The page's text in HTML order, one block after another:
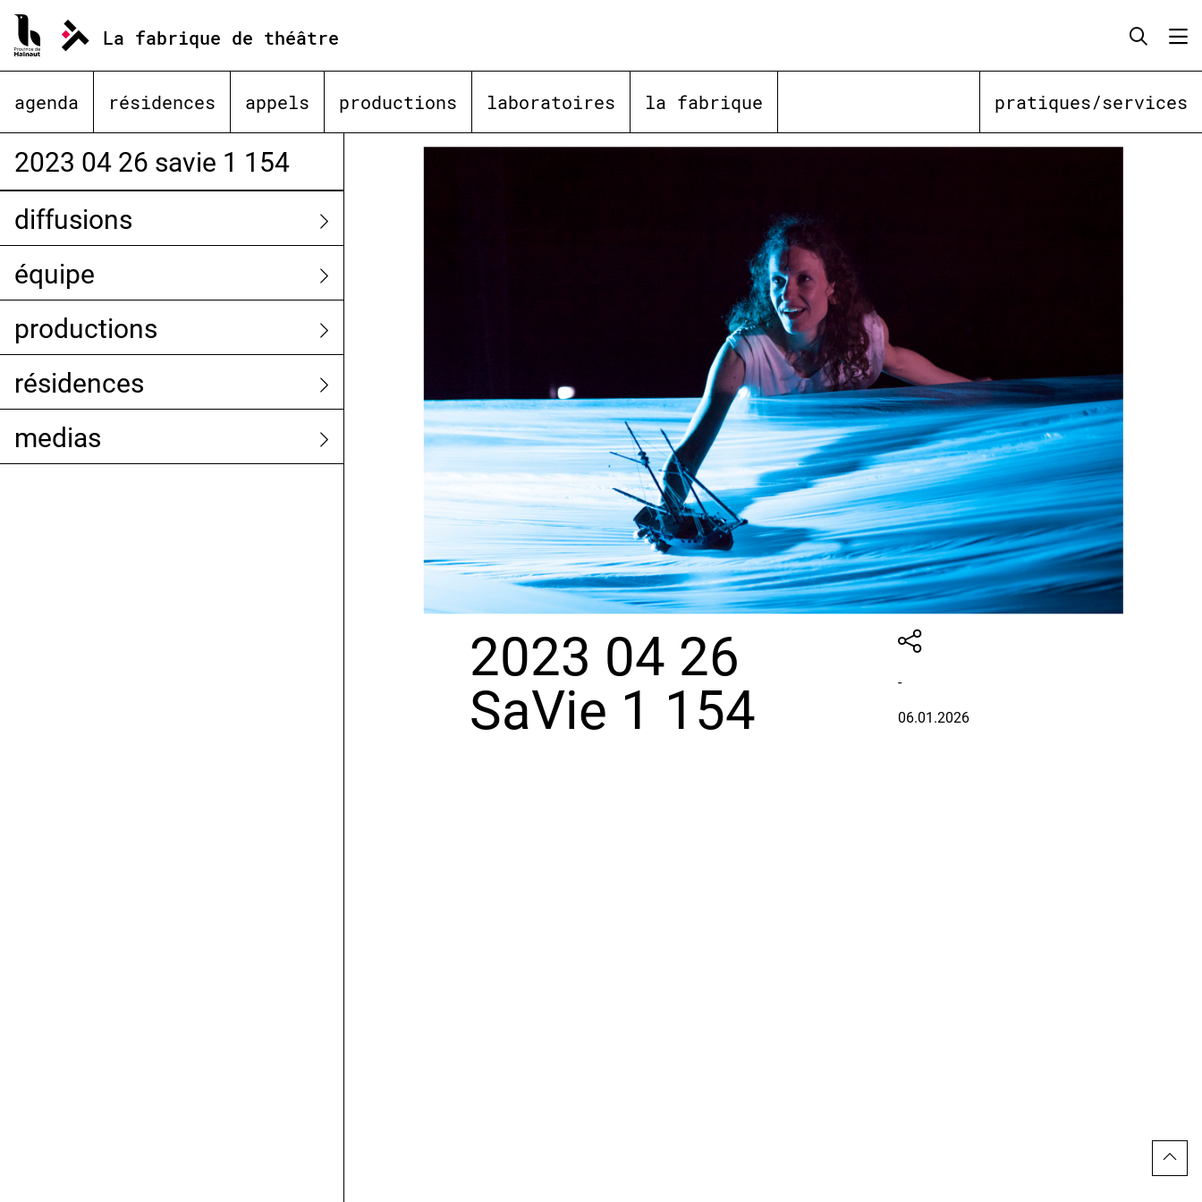
contenu
La fabrique de théâtre
agenda résidences appels productions laboratoires la fabrique pratiques/services
2023 04 26 savie 1 154
diffusions
équipe
productions
résidences
medias
2023 04 26
SaVie 1 154
-
06.01.2026